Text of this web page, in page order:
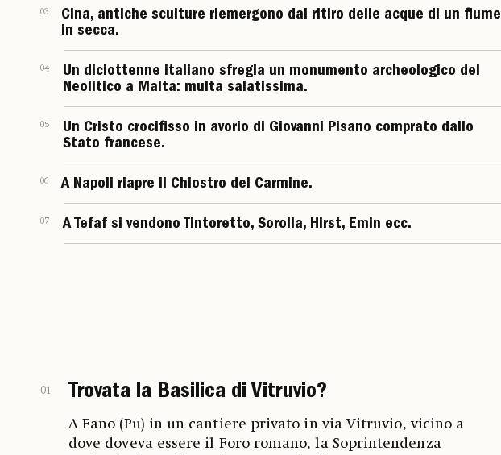
03
Cina, antiche sculture riemergono dal ritiro delle acque di un fiume
in secca.
04
Un diciottenne italiano sfregia un monumento archeologico del
Neolitico a Malta: multa salatissima.
05
Un Cristo crocifisso in avorio di Giovanni Pisano comprato dallo
Stato francese.
06 A Napoli riapre il Chiostro del Carmine.
07 A Tefaf si vendono Tintoretto, Sorolla, Hirst, Emin ecc.
01 Trovata la Basilica di Vitruvio?
A Fano (Pu) in un cantiere privato in via Vitruvio, vicino a
dove doveva essere il Foro romano, la Soprintendenza